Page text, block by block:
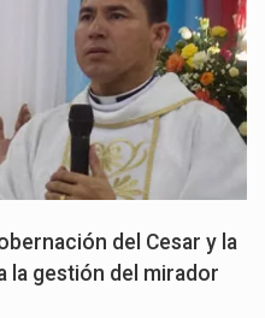
del Cesar y la
la gestión del mirador